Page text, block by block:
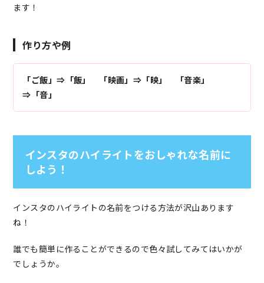
ます！
作り方や例
「ご飯」⇒「飯」 「映画」⇒「映」 「音楽」
⇒「音」
インスタのハイライトをおしゃれな名前に
しよう！
インスタのハイライトの名前をつける方法が沢山あります
ね！
誰でも簡単に作ることができるので色々試してみてはいかが
でしょうか。